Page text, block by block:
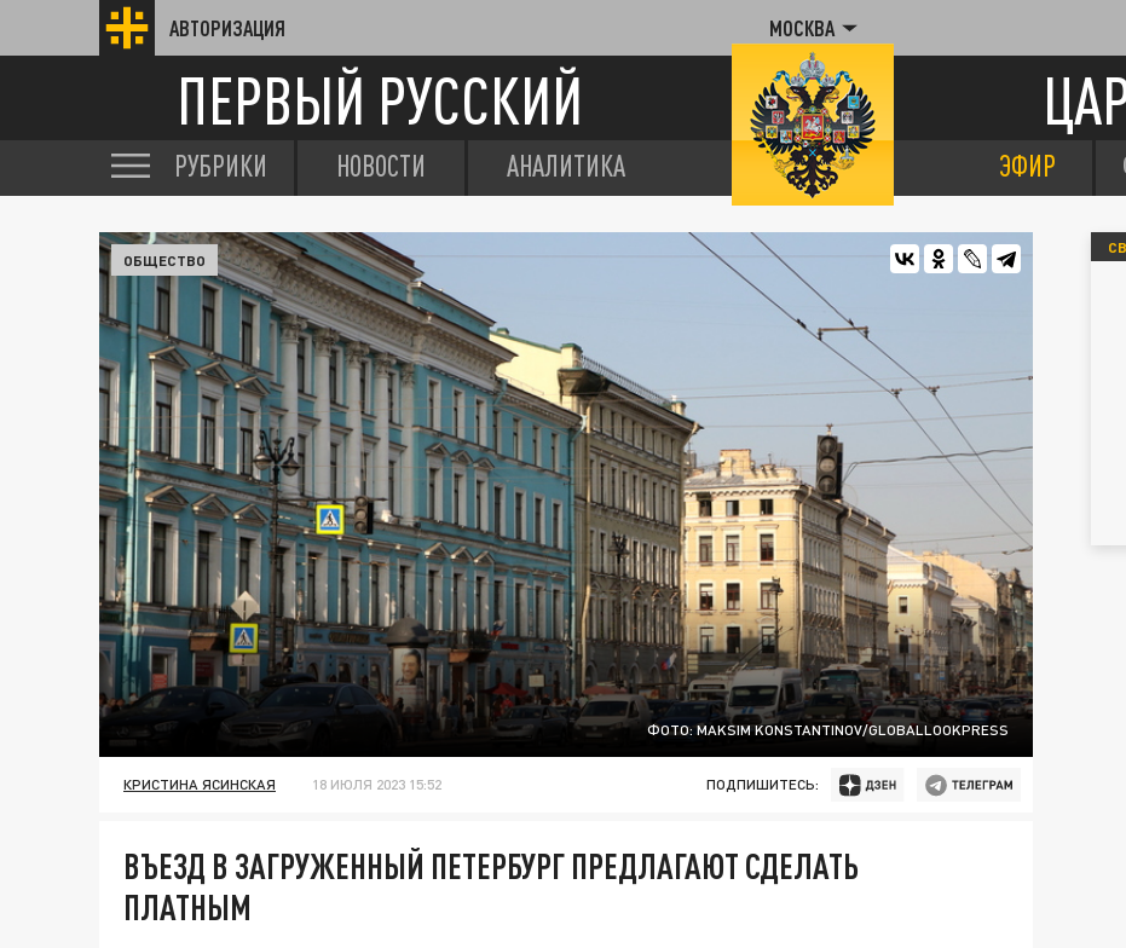
АВТОРИЗАЦИЯ МОСКВА
ПЕРВЫЙ РУССКИЙ
РУБРИКИ НОВОСТИ АНАЛИТИКА ЭФИР
ФОТО: MAKSIM KONSTANTINOV/GLOBALLOOKPRESS
ОБЩЕСТВО
КРИСТИНА ЯСИНСКАЯ 18 ИЮЛЯ 2023 15:52 ПОДПИШИТЕСЬ:
ВЪЕЗД В ЗАГРУЖЕННЫЙ ПЕТЕРБУРГ ПРЕДЛАГАЮТ СДЕЛАТЬ
ПЛАТНЫМ